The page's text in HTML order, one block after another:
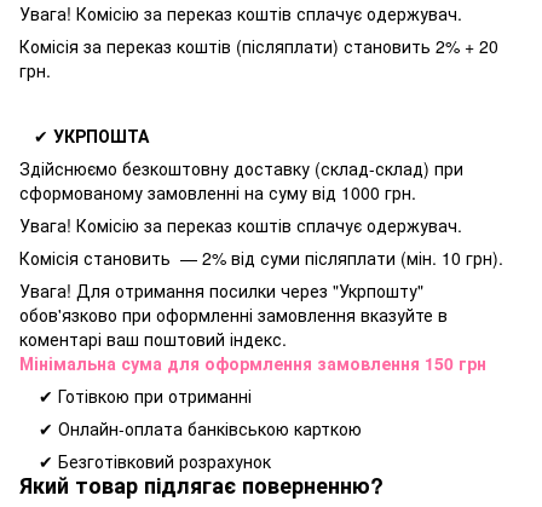
Увага! Комісію за переказ коштів сплачує одержувач.
Комісія за переказ коштів (післяплати) становить 2% + 20
грн.
✔ УКРПОШТА
Здійснюємо безкоштовну доставку (склад-склад) при
сформованому замовленні на суму від 1000 грн.
Увага! Комісію за переказ коштів сплачує одержувач.
Комісія становить — 2% від суми післяплати (мін. 10 грн).
Увага! Для отримання посилки через "Укрпошту"
обов'язково при оформленні замовлення вказуйте в
коментарі ваш поштовий індекс.
Мінімальна сума для оформлення замовлення 150 грн
✔ Готівкою при отриманні
✔ Онлайн-оплата банківською карткою
✔ Безготівковий розрахунок
Який товар підлягає поверненню?